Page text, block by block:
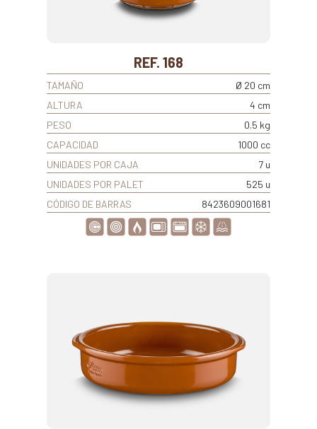
REF. 168
TAMAÑO
Ø 20 cm
ALTURA
4 cm
PESO
0.5 kg
CAPACIDAD
1000 cc
UNIDADES POR CAJA
7 u
UNIDADES POR PALET
525 u
CÓDIGO DE BARRAS
8423609001681